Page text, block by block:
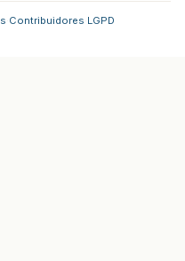
Contribuidores LGPD